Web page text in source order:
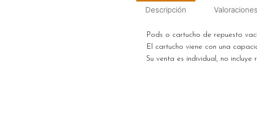
Descripción
Pods o cartucho de repuesto
El cartucho viene con una
Su venta es individual, no incluye